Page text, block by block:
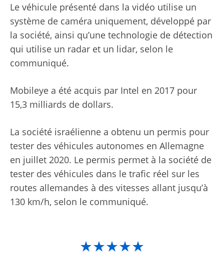
Le véhicule présenté dans la vidéo utilise un
système de caméra uniquement, développé par
la société, ainsi qu’une technologie de détection
qui utilise un radar et un lidar, selon le
communiqué.
Mobileye a été acquis par Intel en 2017 pour
15,3 milliards de dollars.
La société israélienne a obtenu un permis pour
tester des véhicules autonomes en Allemagne
en juillet 2020. Le permis permet à la société de
tester des véhicules dans le trafic réel sur les
routes allemandes à des vitesses allant jusqu’à
130 km/h, selon le communiqué.
★★★★★